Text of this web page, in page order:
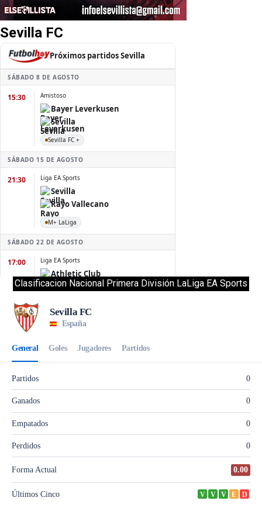
Sevilla FC
Clasificacion Nacional Primera División LaLiga EA Sports